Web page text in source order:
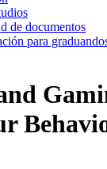
de documentos
para